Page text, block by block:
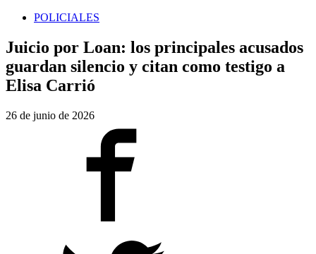
POLICIALES
Juicio por Loan: los principales acusados
guardan silencio y citan como testigo a
Elisa Carrió
26 de junio de 2026